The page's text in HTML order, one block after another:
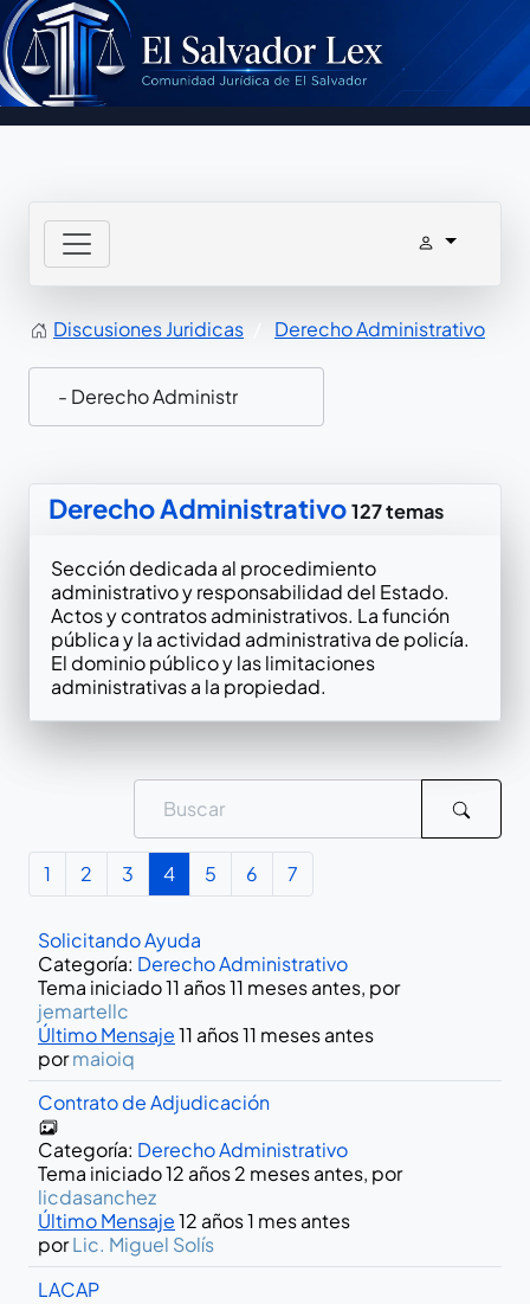
Discusiones Juridicas Derecho Administrativo
Derecho Administrativo127 temas
Sección dedicada al procedimiento
administrativo y responsabilidad del Estado.
Actos y contratos administrativos. La función
pública y la actividad administrativa de policía.
El dominio público y las limitaciones
administrativas a la propiedad.
1 2 3 4 5 6 7
Solicitando Ayuda
Categoría: Derecho Administrativo
Tema iniciado 11 años 11 meses antes, por
jemartellc
Último Mensaje11 años 11 meses antes
pormaioiq
Contrato de Adjudicación
Categoría: Derecho Administrativo
Tema iniciado 12 años 2 meses antes, por
licdasanchez
Último Mensaje12 años 1 mes antes
porLic. Miguel Solís
LACAP